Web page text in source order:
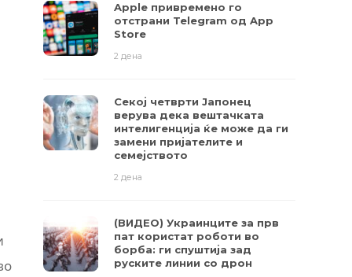
Apple привремено го
отстрани Telegram од App
Store
2 дена
Секој четврти Јапонец
верува дека вештачката
интелигенција ќе може да ги
замени пријателите и
семејството
2 дена
(ВИДЕО) Украинците за прв
пат користат роботи во
борба: ги спуштија зад
руските линии со дрон